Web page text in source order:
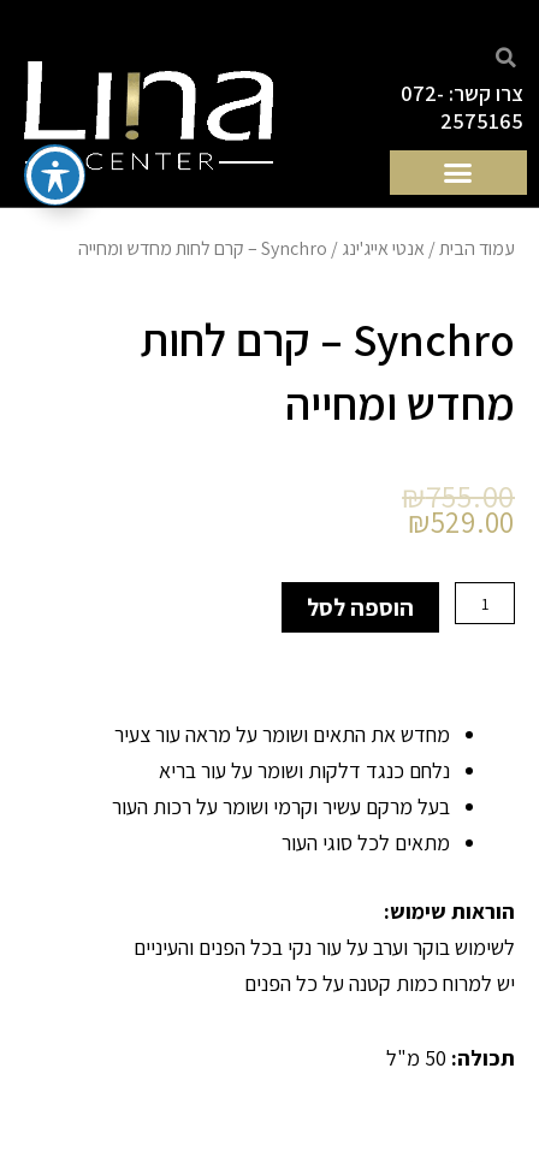
צרו קשר: 072-
2575165
עמוד הבית/ אנטי אייג'ינג/ Synchro – קרם לחות מחדש ומחייה
Synchro – קרם לחות
מחדש ומחייה
₪755.00
המחיר
המקורי
₪755.00.
₪529.00
המחיר
הנוכחי
₪529.00.
כמות
Synchro
הוספה לסל
מחדש את התאים ושומר על מראה עור צעיר
נלחם כנגד דלקות ושומר על עור בריא
בעל מרקם עשיר וקרמי ושומר על רכות העור
מתאים לכל סוגי העור
הוראות שימוש:
לשימוש בוקר וערב על עור נקי בכל הפנים והעיניים
יש למרוח כמות קטנה על כל הפנים
תכולה: